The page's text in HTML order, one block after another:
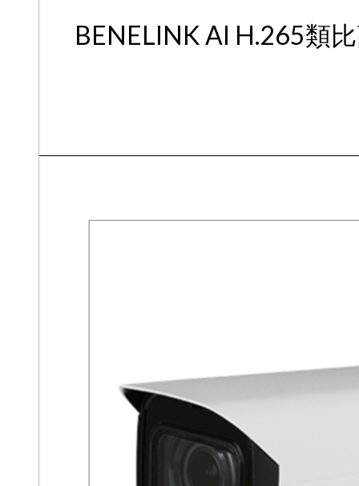
BENELINK AI H.265類